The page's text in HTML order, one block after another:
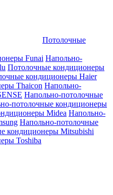
Потолочные
Funai Напольно-
Потолочные кондиционеры
кондиционеры Haier
Thaicon Напольно-
Напольно-потолочные
потолочные кондиционеры
Midea Напольно-
Напольно-потолочные
кондиционеры Mitsubishi
Toshiba